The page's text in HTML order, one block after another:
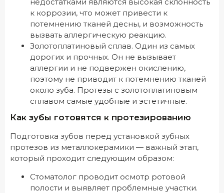
к коррозии, что может привести к
потемнению тканей десны, и возможность
вызвать аллергическую реакцию.
Золотоплатиновый сплав. Один из самых
дорогих и прочных. Он не вызывает
аллергии и не подвержен окислению,
поэтому не приводит к потемнению тканей
около зуба. Протезы с золотоплатиновым
сплавом самые удобные и эстетичные.
Как зубы готовятся к протезированию
Подготовка зубов перед установкой зубных
протезов из металлокерамики — важный этап,
который проходит следующим образом:
Стоматолог проводит осмотр ротовой
полости и выявляет проблемные участки.